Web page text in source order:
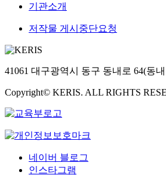
기관소개
저작물 게시중단요청
41061 대구광역시 동구 동내로 64(동
Copyright© KERIS. ALL RIGHTS
네이버 블로그
인스타그램